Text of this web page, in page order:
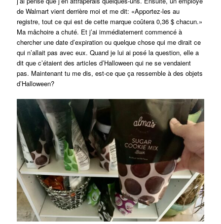
de Walmart vient derrière moi et me dit: «Apportez-les au
registre, tout ce qui est de cette marque coûtera 0,36 $ chacun.»
Ma mâchoire a chuté. Et j’ai immédiatement commencé à
chercher une date d’expiration ou quelque chose qui me dirait ce
qui n’allait pas avec eux. Quand je lui ai posé la question, elle a
dit que c’étaient des articles d’Halloween qui ne se vendaient
pas. Maintenant tu me dis, est-ce que ça ressemble à des objets
d’Halloween?